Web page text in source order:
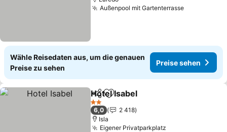
Außenpool mit Gartenterrasse
Wähle Reisedaten aus, um die genauen
Preise zu sehen
Preise sehen
TeilenZu Favoriten hinzufügen
Hotel Isabel
2 Sterne
6,0
2 418
Isla
Eigener Privatparkplatz